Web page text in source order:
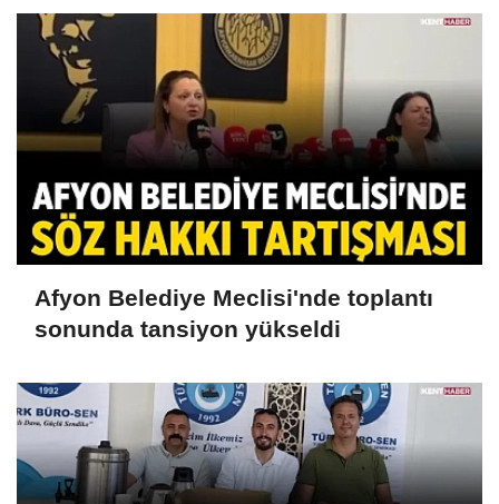
Afyon Belediye Meclisi'nde toplantı
sonunda tansiyon yükseldi